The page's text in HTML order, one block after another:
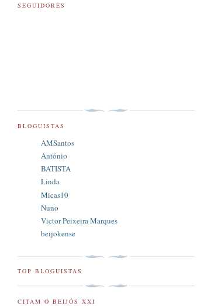
SEGUIDORES
BLOGUISTAS
AMSantos
António
BATISTA
Linda
Micas10
Nuno
Victor Peixeira Marques
beijokense
TOP BLOGUISTAS
CITAM O BEIJÓS XXI